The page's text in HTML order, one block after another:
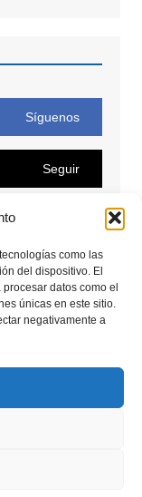
como las
del dispositivo. El
datos como el
únicas en este sitio.
negativamente a
Síguenos
Seguir
Conectar
Seguir